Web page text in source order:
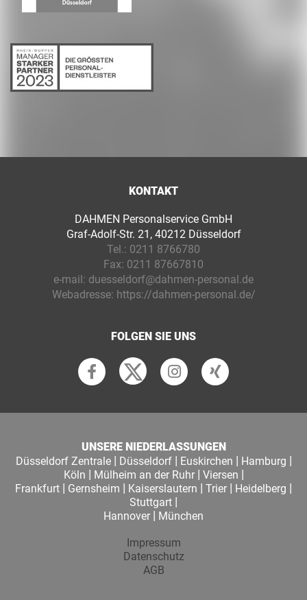
KONTAKT
DAHMEN Personalservice GmbH
Graf-Adolf-Str. 21, 40212 Düsseldorf
Tel.: 0211 8766780
Fax: 0211 87667810
e-mail: duesseldorf@dahmen-personal.de
Webadresse: https://dahmen-personal.de/
FOLGEN SIE UNS
UNSERE NIEDERLASSUNGEN
Düsseldorf Zentrale| Düsseldorf| Euskirchen | Hamburg |
Köln | Mülheim an der Ruhr| Viersen |
Frankfurt | Gernsheim | Kaiserslautern | Trier | Heidelberg |
Stuttgart |
Hannover | München
Impressum
Datenschutz
AGB